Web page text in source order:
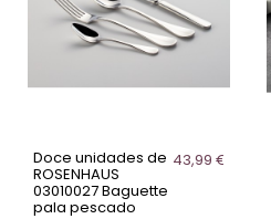
Doce unidades de
ROSENHAUS
03010027 Baguette
pala pescado
43,99 €